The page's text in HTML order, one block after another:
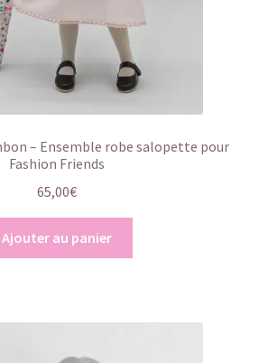
– Ensemble robe salopette pour
Fashion Friends
65,00€
Ajouter au panier